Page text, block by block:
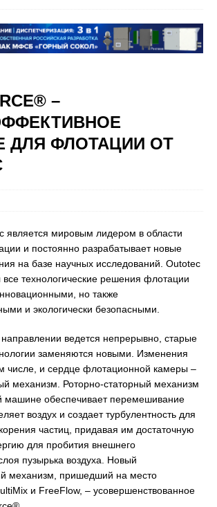
–
ДЛЯ ФЛОТАЦИИ ОТ
является мировым лидером в области
и постоянно разрабатывает новые
на базе научных исследований. Outotec
все технологические решения флотации
но также
и экологически безопасными.
ведется непрерывно, старые
заменяются новыми. Изменения
числе, и сердце флотационной камеры –
механизм. Роторно-статорный механизм
машине обеспечивает перемешивание
воздух и создает турбулентность для
частиц, придавая им достаточную
для пробития внешнего
пузырька воздуха. Новый
механизм, пришедший на место
и FreeFlow, – усовершенствованное